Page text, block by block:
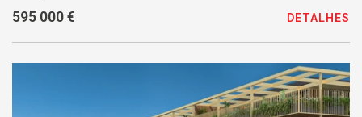
595 000 € DETALHES